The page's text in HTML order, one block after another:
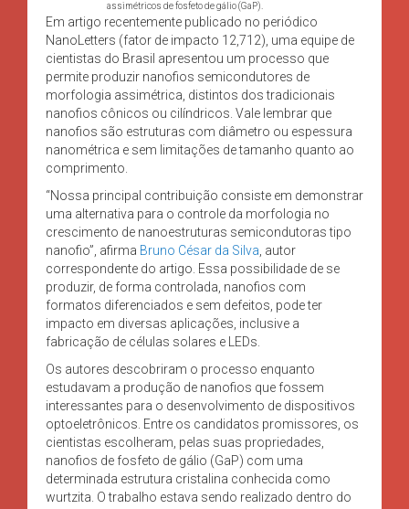
assimétricos de fosfeto de gálio (GaP).
Em artigo recentemente publicado no periódico
NanoLetters (fator de impacto 12,712), uma equipe de
cientistas do Brasil apresentou um processo que
permite produzir nanofios semicondutores de
morfologia assimétrica, distintos dos tradicionais
nanofios cônicos ou cilíndricos. Vale lembrar que
nanofios são estruturas com diâmetro ou espessura
nanométrica e sem limitações de tamanho quanto ao
comprimento.
“Nossa principal contribuição consiste em demonstrar
uma alternativa para o controle da morfologia no
crescimento de nanoestruturas semicondutoras tipo
nanofio”, afirma Bruno César da Silva , autor
correspondente do artigo. Essa possibilidade de se
produzir, de forma controlada, nanofios com
formatos diferenciados e sem defeitos, pode ter
impacto em diversas aplicações, inclusive a
fabricação de células solares e LEDs.
Os autores descobriram o processo enquanto
estudavam a produção de nanofios que fossem
interessantes para o desenvolvimento de dispositivos
optoeletrônicos. Entre os candidatos promissores, os
cientistas escolheram, pelas suas propriedades,
nanofios de fosfeto de gálio (GaP) com uma
determinada estrutura cristalina conhecida como
wurtzita. O trabalho estava sendo realizado dentro do